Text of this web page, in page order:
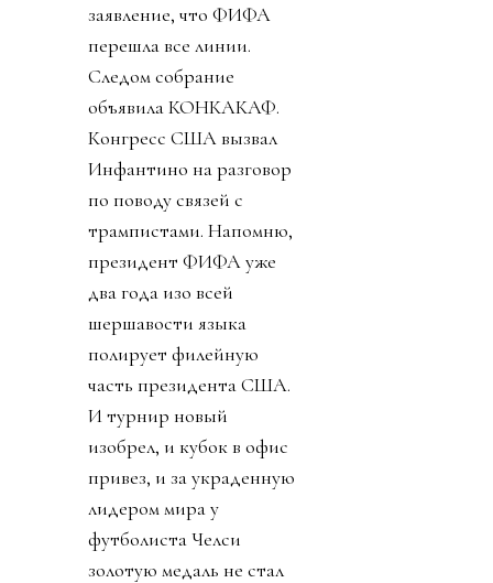
заявление, что ФИФА
перешла все линии.
Следом собрание
объявила КОНКАКАФ.
Конгресс США вызвал
Инфантино на разговор
по поводу связей с
трампистами. Напомню,
президент ФИФА уже
два года изо всей
шершавости языка
полирует филейную
часть президента США.
И турнир новый
изобрел, и кубок в офис
привез, и за украденную
лидером мира у
футболиста Челси
золотую медаль не стал